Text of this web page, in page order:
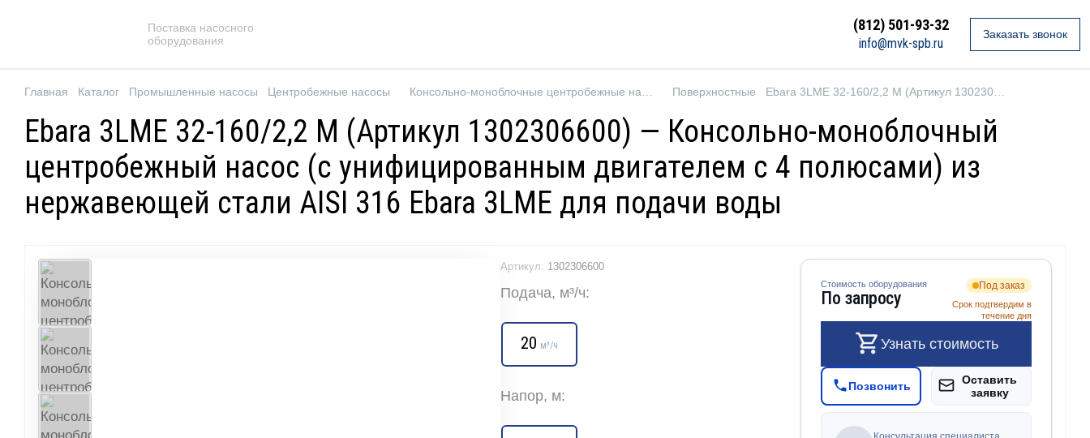
Поставка насосного
оборудования
(812) 501-93-32
info@mvk-spb.ru
Заказать звонок
Главная Каталог Промышленные насосы Центробежные насосы Поверхностные
Ebara 3LME 32-160/2,2 M (Артикул 1302306600) — Консольно-моноблочный
центробежный насос (с унифицированным двигателем с 4 полюсами) из
нержавеющей стали AISI 316 Ebara 3LME для подачи воды
Артикул: 1302306600
Подача, м³/ч:
20 м³/ч
Напор, м:
Стоимость оборудования
По запросу
Под заказ
Срок подтвердим в
течение дня
Узнать стоимость
Позвонить
Оставить
заявку